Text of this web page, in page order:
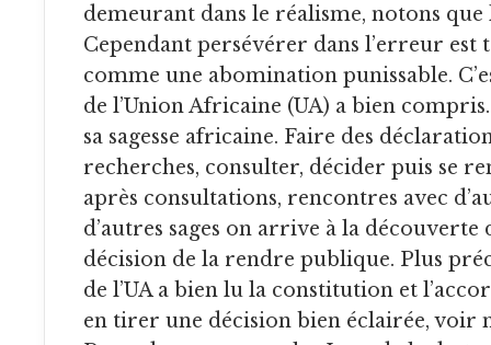
demeurant dans le réalisme, notons
Cependant persévérer dans l’erreur
comme une abomination punissable.
de l’Union Africaine (UA) a bien
sa sagesse africaine. Faire des
recherches, consulter, décider puis se
après consultations, rencontres avec
d’autres sages on arrive à la découverte
décision de la rendre publique. Plus
de l’UA a bien lu la constitution et
en tirer une décision bien éclairée, voir